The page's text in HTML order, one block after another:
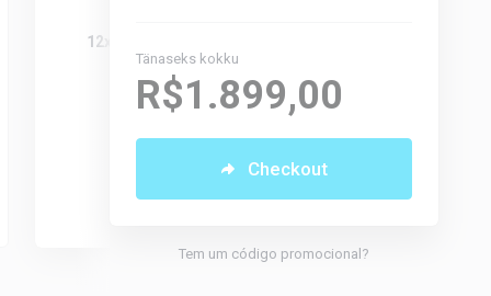
12x 2.20 Ghz - 24 Threads
128GB DDR4
4x 1.92TB SSD
Selecionar
Tänaseks kokku
R$1.899,00
Checkout
Tem um código promocional?